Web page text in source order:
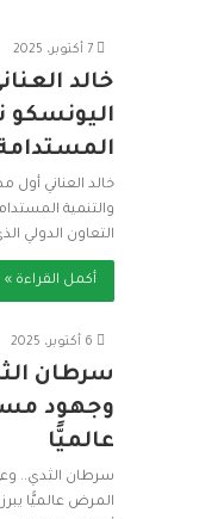
7 أكتوبر، 2025
خالد
اليونسكو
خالد العناني أول
والتنمية
التعاون الدولي
أكمل القراءة »
6 أكتوبر، 2025
سرطان
وجهود
عالميًّا
سرطان الثدي..
المرض عالميًّا